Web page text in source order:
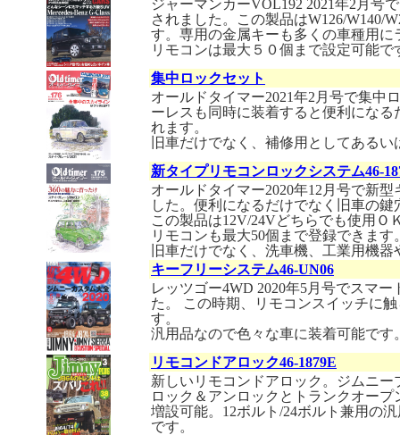
ジャーマンカーVOL192 2021年2月号
されました。この製品はW126/W140/
す。専用の金属キーも多くの車種用
リモコンは最大５０個まで設定可能で
集中ロックセット
オールドタイマー2021年2月号で集中
ーレスも同時に装着すると便利にな
れます。
旧車だけでなく、補修用としてある
新タイプリモコンロックシステム46-
オールドタイマー2020年12月号で新
した。便利になるだけでなく旧車の
この製品は12V/24Vどちらでも使用Ｏ
リモコンも最大50個まで登録できます
旧車だけでなく、洗車機、工業用機
キーフリーシステム46-UN06
レッツゴー4WD 2020年5月号でスマ
た。 この時期、リモコンスイッチに
す。
汎用品なので色々な車に装着可能です
リモコンドアロック46-1879E
新しいリモコンドアロック。ジムニ
ロック＆アンロックとトランクオー
増設可能。12ボルト/24ボルト兼用の
です。